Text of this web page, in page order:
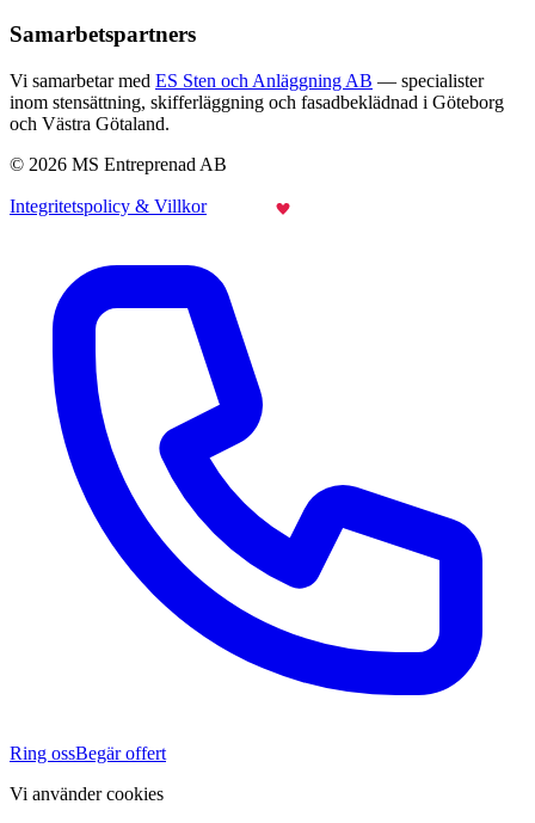
Samarbetspartners
Vi samarbetar med ES Sten och Anläggning AB — specialister
inom stensättning, skifferläggning och fasadbeklädnad i Göteborg
och Västra Götaland.
© 2026 MS Entreprenad AB
Integritetspolicy & Villkor by Webraketen
Ring ossBegär offert
Vi använder cookies